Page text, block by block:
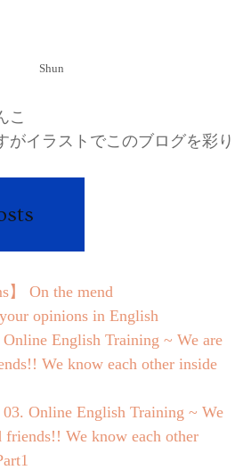
Shun
こ
がイラストでこのブログを彩り
】 On the mend
opinions in English
Online English Training ~ We are
We know each other inside
03. Online English Training ~ We
friends!! We know each other